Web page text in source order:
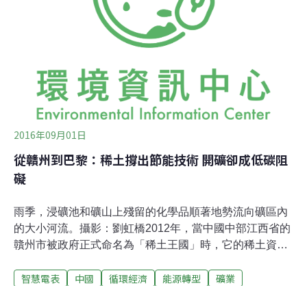
均屋齡高居六都之首。平均屋齡如此之高，暗示著多數房
屋未來都有修繕、改建、甚至都市更新等需求，「世界綠
建築委員會」（World Green Building Council）最新報告
2016年09月01日
從贛州到巴黎：稀土撐出節能技術 開礦卻成低碳阻
礙
雨季，浸礦池和礦山上殘留的化學品順著地勢流向礦區內
的大小河流。攝影：劉虹橋2012年，當中國中部江西省的
贛州市被政府正式命名為「稀土王國」時，它的稀土資源
的「稀土白皮書」，以贛州市為代表的「南方離子型稀土
智慧電表 中國 循環經濟 能源轉型
礦業